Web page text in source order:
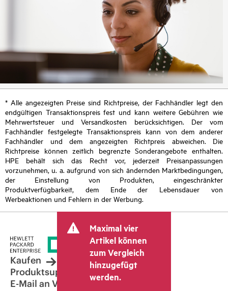
* Alle angezeigten Preise sind Richtpreise, der Fachhändler legt den
endgültigen Transaktionspreis fest und kann weitere Gebühren wie
Mehrwertsteuer und Versandkosten berücksichtigen. Der vom
Fachhändler festgelegte Transaktionspreis kann von dem anderer
Fachhändler und dem angezeigten Richtpreis abweichen. Die
Richtpreise können zeitlich begrenzte Sonderangebote enthalten.
HPE behält sich das Recht vor, jederzeit Preisanpassungen
vorzunehmen, u. a. aufgrund von sich ändernden Marktbedingungen,
der Einstellung von Produkten, eingeschränkter
Produktverfügbarkeit, dem Ende der Lebensdauer von
Werbeaktionen und Fehlern in der Werbung.
Maximal vier
Artikel können
zum Vergleich
hinzugefügt
werden.
Kaufen
Produktsupport
E-Mail an Vertrieb